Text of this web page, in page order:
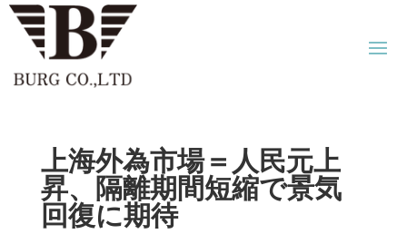
上海外為市場＝人民元上
昇、隔離期間短縮で景気
回復に期待